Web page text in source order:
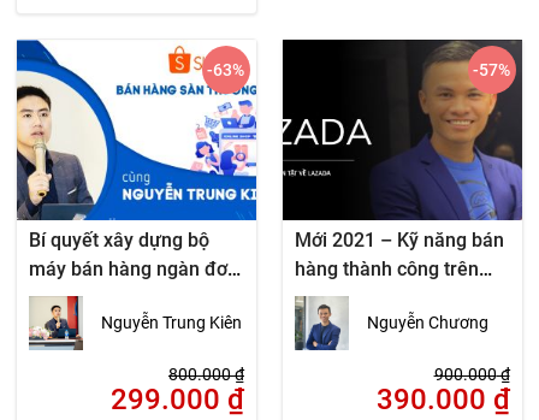
Bí quyết xây dựng bộ
máy bán hàng ngàn đơn
trên sàn Shopee từ A
đến Z
Nguyễn Trung Kiên
800.000₫
299.000 ₫
-63%
Mới 2021 – Kỹ năng bán
hàng thành công trên
sàn thương mại điện tử
Lazada
Nguyễn Chương
900.000₫
390.000 ₫
-57%